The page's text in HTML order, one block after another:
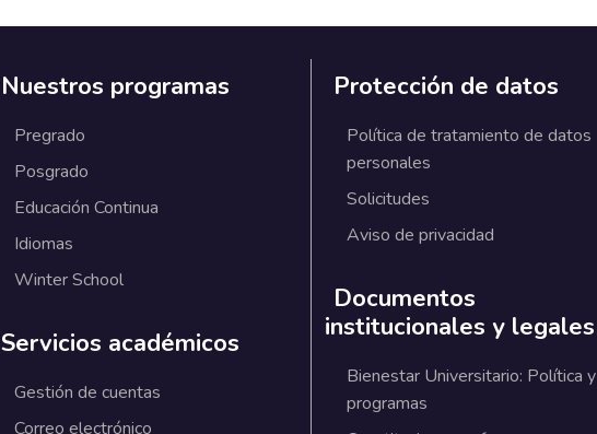
Nuestros programas
Pregrado
Posgrado
Educación Continua
Idiomas
Winter School
Servicios académicos
Gestión de cuentas
Correo electrónico
Protección de datos
Política de tratamiento de datos
personales
Solicitudes
Aviso de privacidad
Documentos
institucionales y legales
Bienestar Universitario: Política y
programas